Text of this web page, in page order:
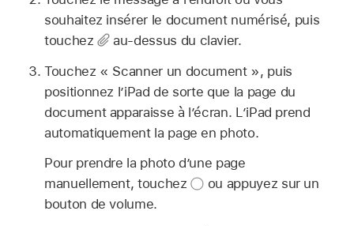
souhaitez insérer le document numérisé, puis
touchez
au-dessus du clavier.
Touchez « Scanner un document », puis
positionnez l’iPad de sorte que la page du
document apparaisse à l’écran. L’iPad prend
automatiquement la page en photo.
Pour prendre la photo d’une page
manuellement, touchez
ou appuyez sur un
bouton de volume.